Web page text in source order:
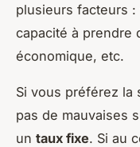
plusieurs facteurs :
capacité à prendre
économique, etc.
Si vous préférez la
pas de mauvaises
un taux fixe. Si au